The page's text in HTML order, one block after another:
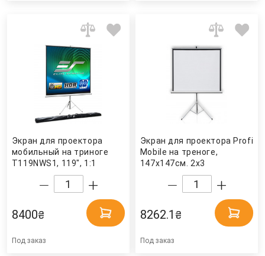
Экран для проектора
мобильный на триноге
T119NWS1, 119", 1:1
(213,4х213,4 см.), бел.
Elite Screens
8400₴
Под заказ
Экран для проектора Profi
Mobile на треноге,
147х147см. 2x3
8262.1 ₴
Под заказ